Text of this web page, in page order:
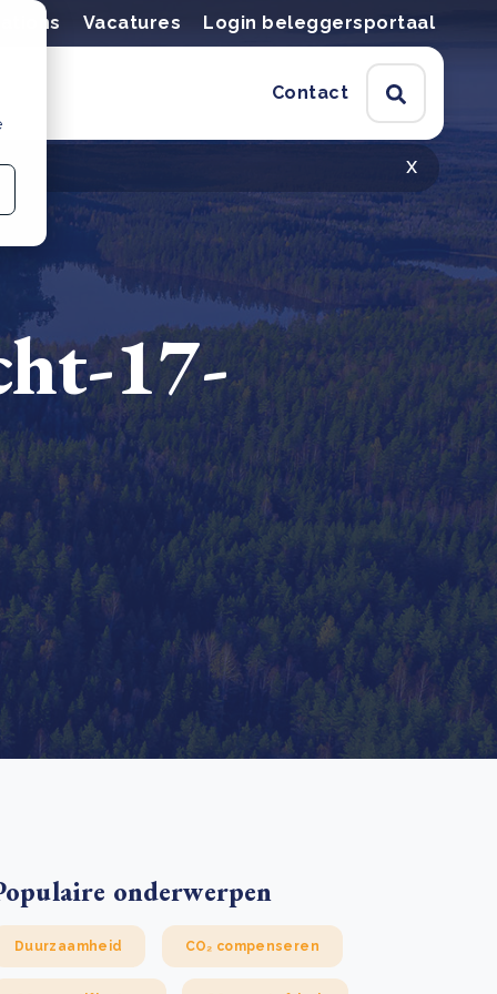
Vacatures Login beleggersportaal
Contact
basis leggen voor het Sauki Cookstove Nigeria
Lees meer
voor het mkb: maak van dataverzoeken een
Lees meer
x
17-
onderwerpen
Duurzaamheid CO₂ compenseren